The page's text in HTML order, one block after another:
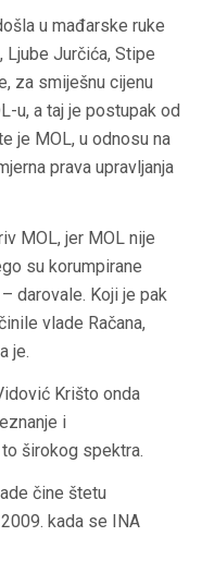
u mađarske ruke
Ljube Jurčića, Stipe
za smiješnu cijenu
u, a taj je postupak od
je MOL, u odnosu na
prava upravljanja
MOL, jer MOL nije
su korumpirane
darovale. Koji je pak
vlade Račana,
je.
Krišto onda
i
širokog spektra.
čine štetu
kada se INA